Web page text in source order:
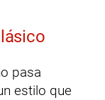
pasa
estilo que